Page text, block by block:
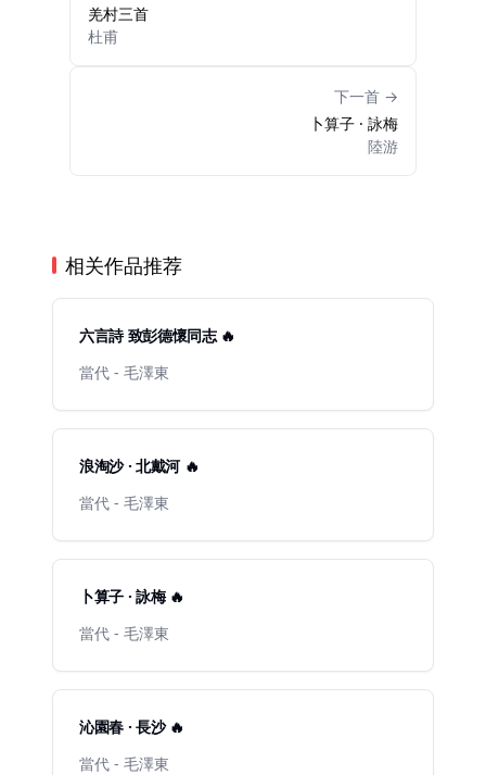
羌村三首
杜甫
下一首 →
卜算子 · 詠梅
陸游
相关作品推荐
六言詩 致彭德懷同志 🔥
當代 - 毛澤東
浪淘沙 · 北戴河 🔥
當代 - 毛澤東
卜算子 · 詠梅 🔥
當代 - 毛澤東
沁園春 · 長沙 🔥
當代 - 毛澤東